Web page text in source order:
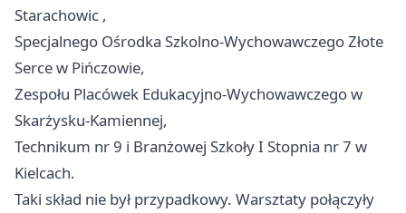
Starachowic ,
Specjalnego Ośrodka Szkolno-Wychowawczego Złote
Serce w Pińczowie,
Zespołu Placówek Edukacyjno-Wychowawczego w
Skarżysku-Kamiennej,
Technikum nr 9 i Branżowej Szkoły I Stopnia nr 7 w
Kielcach.
Taki skład nie był przypadkowy. Warsztaty połączyły